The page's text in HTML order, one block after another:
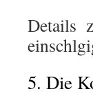
Details
5. Die